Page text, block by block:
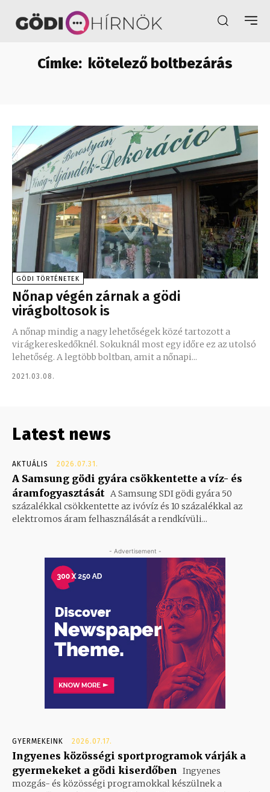
Címke: kötelező boltbezárás
GÖDI TÖRTÉNETEK
Nőnap végén zárnak a gödi
virágboltosok is
A nőnap mindig a nagy lehetőségek közé tartozott a
virágkereskedőknél. Sokuknál most egy időre ez az utolsó
lehetőség. A legtöbb boltban, amit a nőnapi...
2021.03.08.
Latest news
AKTUÁLIS 2026.07.31.
A Samsung gödi gyára csökkentette a víz- és
áramfogyasztását A Samsung SDI gödi gyára 50
százalékkal csökkentette az ivóvíz és 10 százalékkal az
elektromos áram felhasználását a rendkívüli...
- Advertisement -
GYERMEKEINK 2026.07.17.
Ingyenes közösségi sportprogramok várják a
gyermekeket a gödi kiserdőben
Ingyenes
mozgás- és közösségi programokkal készülnek a